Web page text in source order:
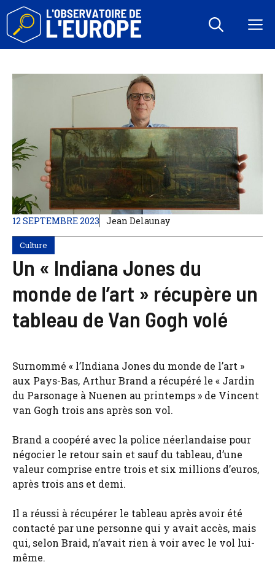
Aller
contenu
12 SEPTEMBRE 2023 Jean Delaunay
Culture
Un « Indiana Jones du
monde de l’art » récupère un
tableau de Van Gogh volé
Surnommé « l’Indiana Jones du monde de l’art »
aux Pays-Bas, Arthur Brand a récupéré le « Jardin
du Parsonage à Nuenen au printemps » de Vincent
van Gogh trois ans après son vol.
Brand a coopéré avec la police néerlandaise pour
négocier le retour sain et sauf du tableau, d’une
valeur comprise entre trois et six millions d’euros,
après trois ans et demi.
Il a réussi à récupérer le tableau après avoir été
contacté par une personne qui y avait accès, mais
qui, selon Braid, n’avait rien à voir avec le vol lui-
même.